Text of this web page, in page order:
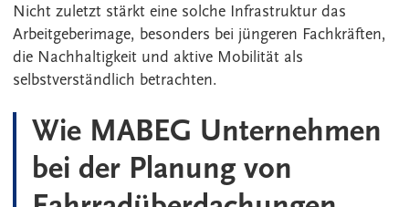
Nicht zuletzt stärkt eine solche Infrastruktur das
Arbeitgeberimage, besonders bei jüngeren Fachkräften,
die Nachhaltigkeit und aktive Mobilität als
selbstverständlich betrachten.
Wie MABEG Unternehmen
bei der Planung von